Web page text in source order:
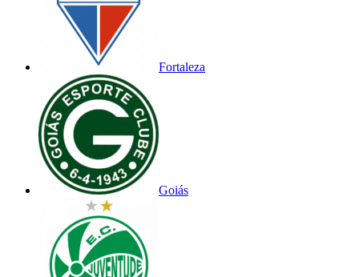
Fortaleza
Goiás